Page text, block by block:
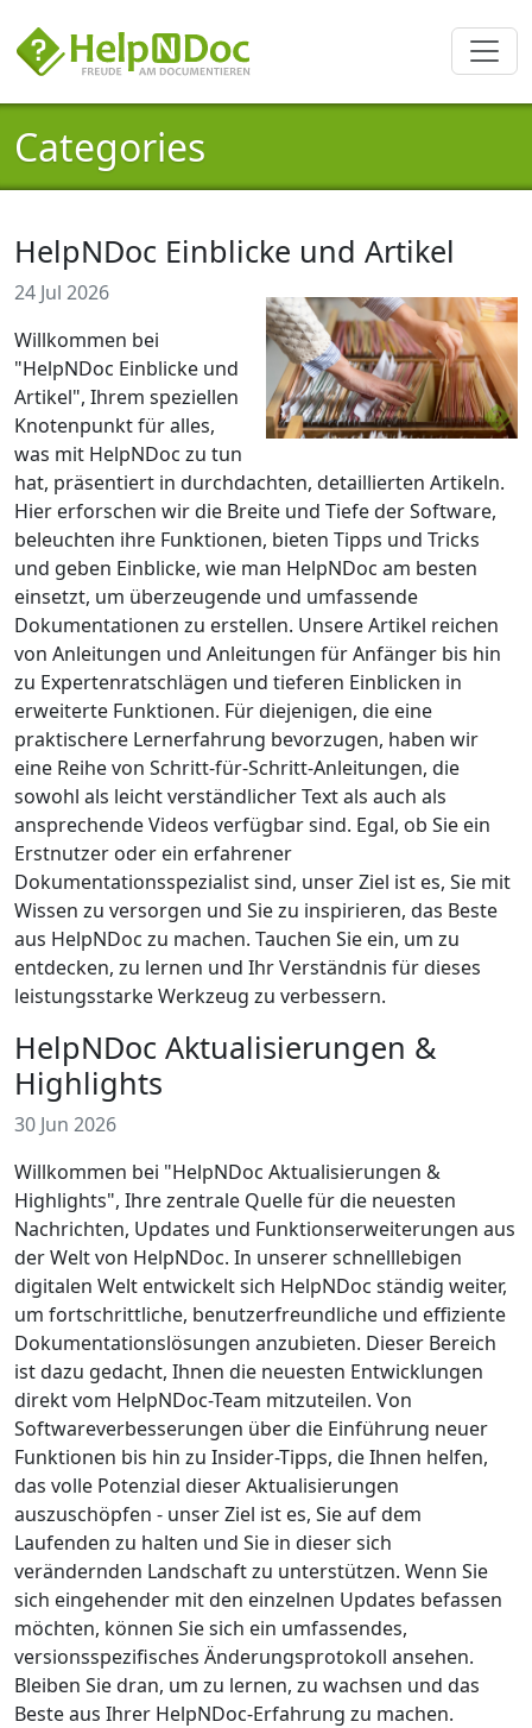
Categories
HelpNDoc Einblicke und Artikel
24 Jul 2026
Willkommen bei
"HelpNDoc Einblicke und
Artikel", Ihrem speziellen
Knotenpunkt für alles,
was mit HelpNDoc zu tun
hat, präsentiert in durchdachten, detaillierten Artikeln.
Hier erforschen wir die Breite und Tiefe der Software,
beleuchten ihre Funktionen, bieten Tipps und Tricks
und geben Einblicke, wie man HelpNDoc am besten
einsetzt, um überzeugende und umfassende
Dokumentationen zu erstellen. Unsere Artikel reichen
von Anleitungen und Anleitungen für Anfänger bis hin
zu Expertenratschlägen und tieferen Einblicken in
erweiterte Funktionen. Für diejenigen, die eine
praktischere Lernerfahrung bevorzugen, haben wir
eine Reihe von Schritt-für-Schritt-Anleitungen, die
sowohl als leicht verständlicher Text als auch als
ansprechende Videos verfügbar sind. Egal, ob Sie ein
Erstnutzer oder ein erfahrener
Dokumentationsspezialist sind, unser Ziel ist es, Sie mit
Wissen zu versorgen und Sie zu inspirieren, das Beste
aus HelpNDoc zu machen. Tauchen Sie ein, um zu
entdecken, zu lernen und Ihr Verständnis für dieses
leistungsstarke Werkzeug zu verbessern.
HelpNDoc Aktualisierungen &
Highlights
30 Jun 2026
Willkommen bei "HelpNDoc Aktualisierungen &
Highlights", Ihre zentrale Quelle für die neuesten
Nachrichten, Updates und Funktionserweiterungen aus
der Welt von HelpNDoc. In unserer schnelllebigen
digitalen Welt entwickelt sich HelpNDoc ständig weiter,
um fortschrittliche, benutzerfreundliche und effiziente
Dokumentationslösungen anzubieten. Dieser Bereich
ist dazu gedacht, Ihnen die neuesten Entwicklungen
direkt vom HelpNDoc-Team mitzuteilen. Von
Softwareverbesserungen über die Einführung neuer
Funktionen bis hin zu Insider-Tipps, die Ihnen helfen,
das volle Potenzial dieser Aktualisierungen
auszuschöpfen - unser Ziel ist es, Sie auf dem
Laufenden zu halten und Sie in dieser sich
verändernden Landschaft zu unterstützen. Wenn Sie
sich eingehender mit den einzelnen Updates befassen
möchten, können Sie sich ein umfassendes,
versionsspezifisches Änderungsprotokoll ansehen.
Bleiben Sie dran, um zu lernen, zu wachsen und das
Beste aus Ihrer HelpNDoc-Erfahrung zu machen.